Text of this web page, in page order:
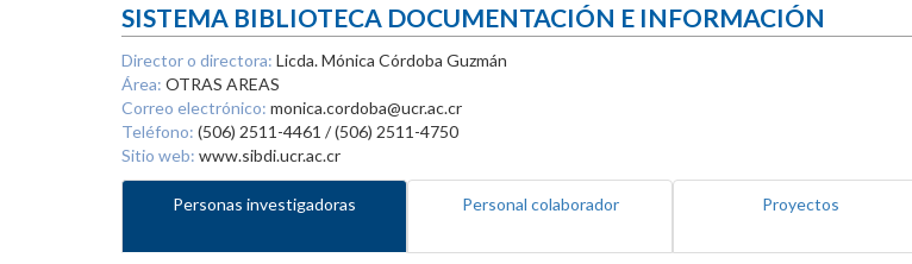
SISTEMA BIBLIOTECA DOCUMENTACIÓN E INFORMACIÓN
Director o directora: Licda. Mónica Córdoba Guzmán
Área: OTRAS AREAS
Correo electrónico: monica.cordoba@ucr.ac.cr
Teléfono: (506) 2511-4461 / (506) 2511-4750
Sitio web: www.sibdi.ucr.ac.cr
Personas investigadoras Personal colaborador Proyectos